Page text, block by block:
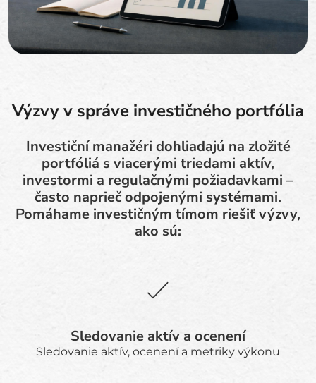
Výzvy v správe investičného portfólia
Investiční manažéri dohliadajú na zložité
portfóliá s viacerými triedami aktív,
investormi a regulačnými požiadavkami –
často naprieč odpojenými systémami.
Pomáhame investičným tímom riešiť výzvy,
ako sú:
Sledovanie aktív a ocenení
Sledovanie aktív, ocenení a metriky výkonu